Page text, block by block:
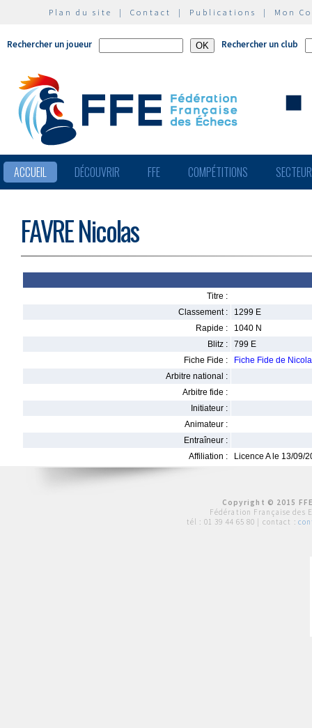
Plan du site | Contact | Publications | Mon
Rechercher un joueur Rechercher un club
ACCUEIL DÉCOUVRIR FFE COMPÉTITIONS
FAVRE Nicolas
Titre :
Classement :
1299 E
Rapide :
1040 N
Blitz :
799 E
Fiche Fide :
Fiche Fide de
Arbitre national :
Arbitre fide :
Initiateur :
Animateur :
Entraîneur :
Affiliation :
Licence A le 13/09/
Copyright © 2015
Fédération Française des
tél : 01 39 44 65 80 | contact :